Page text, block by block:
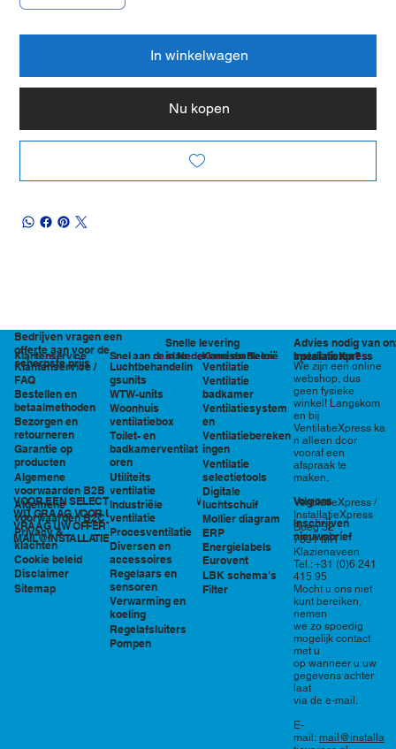
In winkelwagen
Nu kopen
Klantenservice
Klantenservice /
FAQ
Bestellen en
betaalmethoden
Bezorgen en
retourneren
Garantie op
producten
Algemene
voorwaarden B2B
Algemene
voorwaarden B2C
Privacy &
klachten
Cookie beleid
Disclaimer
Sitemap
VOOR EEN SELECTIE EN PRIJSOPGAVE STAAN
WIJ GRAAG VOOR U KLAAR!
VRAAG UW OFFERTE AAN VIA
MAIL@INSTALLATIEXPRESS.NL
Bedrijven vragen een
offerte aan voor de
scherpste prijs
Snelle levering
in Nederland en België
Advies nodig van
specialisten?
Snel aan de slag
Luchtbehandelin
gsunits
WTW-units
Woonhuis
ventilatiebox
Toilet- en
badkamerventilat
oren
Utiliteits
ventilatie
Industriële
ventilatie
Procesventilatie
Diversen en
accessoires
Regelaars en
sensoren
Verwarming en
koeling
Regelafsluiters
Pompen
Kennisbank en
tools
Ventilatie
Ventilatie
badkamer
Ventilatiesystem
en
Ventilatiebereken
ingen
Ventilatie
selectietools
Digitale
luchtschuif
Mollier diagram
ERP
Energielabels
Eurovent
LBK schema's
Filter
We zijn een online
webshop, dus
geen fysieke
winkel! Langskom
en bij
VentilatieXpress ka
n alleen door
vooraf een
afspraak te
maken.
VentilatieXpress /
InstallatieXpress
Boeg 32
7891 MR
Klazienaveen
Tel.: +31 (0)6 241
415 95
Mocht u ons niet
kunt bereiken,
nemen
we zo spoedig
mogelijk contact
met u
op wanneer u uw
gegevens achter
laat
via de e-mail.
E-
mail: mail@installa
InstallatieXpress
Volg ons
Inschrijven
nieuwsbrief